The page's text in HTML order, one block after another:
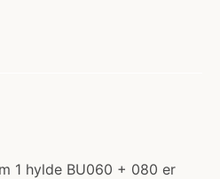
1 hylde BU060 + 080 er